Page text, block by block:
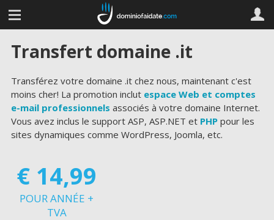
Transfert domaine .it
Transférez votre domaine .it chez nous, maintenant c'est
moins cher! La promotion inclut espace Web et comptes
e-mail professionnels associés à votre domaine Internet.
Vous avez inclus le support ASP, ASP.NET et PHPpour les
sites dynamiques comme WordPress, Joomla, etc.
€ 14,99
POUR ANNÉE +
TVA